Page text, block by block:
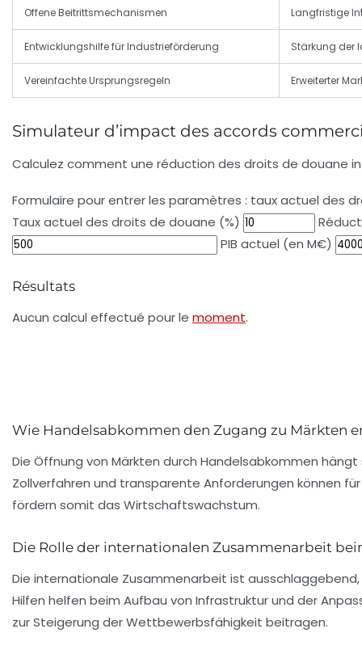
Offene Beitrittsmechanismen Langfristige
Entwicklungshilfe für Industrieförderung Stärkung der
Vereinfachte Ursprungsregeln Erweiterter
Simulateur d’impact des accords
Calculez comment une réduction des droits de douane
Formulaire pour entrer les paramètres : taux actuel des
Taux actuel des droits de douane (%)
PIB actuel (en M€)
Résultats
Aucun calcul effectué pour le moment.
Wie Handelsabkommen den Zugang zu Märkten
Die Öffnung von Märkten durch Handelsabkommen
Zollverfahren und transparente Anforderungen können
fördern somit das Wirtschaftswachstum.
Die Rolle der internationalen Zusammenarbeit
Die internationale Zusammenarbeit ist
Hilfen helfen beim Aufbau von Infrastruktur und der
zur Steigerung der Wettbewerbsfähigkeit beitragen.